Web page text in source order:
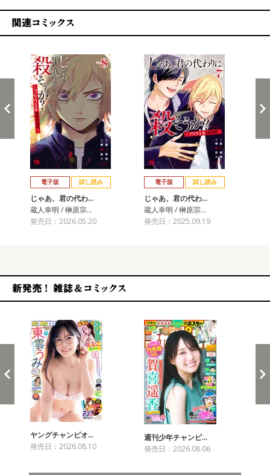
電子版 試し読み
じゃあ、君の代わ…
蔵人幸明 / 榊原宗…
発売日：2026.05.20
電子版 試し読み
じゃあ、君の代わ…
蔵人幸明 / 榊原宗…
発売日：2025.09.19
ヤングチャンピオ…
発売日：2026.08.10
週刊少年チャンピ…
発売日：2026.08.06